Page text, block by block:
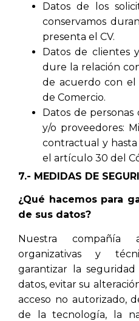
Datos de los
conservamos
presenta el CV.
Datos de clientes
dure la relación
de acuerdo con
de Comercio.
Datos de
y/o proveedores:
contractual y hasta
el artículo 30 del
7.- MEDIDAS DE
¿Qué hacemos para
de sus datos?
Nuestra compañía
organizativas y
garantizar la
datos, evitar su
acceso no autorizado,
de la tecnología, la